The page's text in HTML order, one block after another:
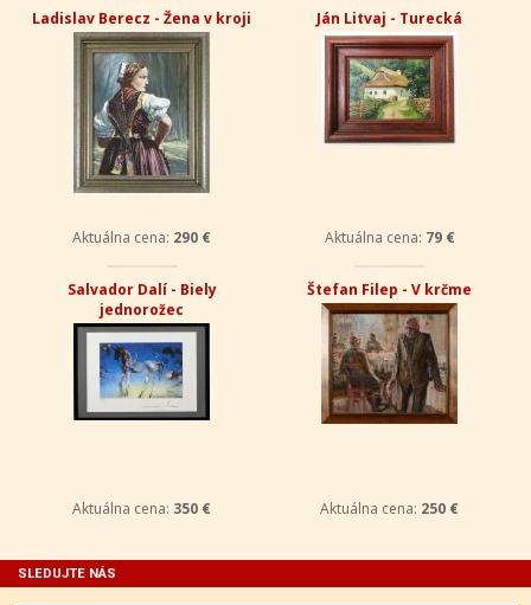
Ladislav Berecz - Žena v kroji
Aktuálna cena: 290 €
Ján Litvaj - Turecká
Aktuálna cena: 79 €
Salvador Dalí - Biely
jednorožec
Aktuálna cena: 350 €
Štefan Filep - V krčme
Aktuálna cena: 250 €
SLEDUJTE NÁS